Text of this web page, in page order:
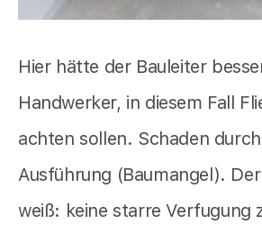
Hier hätte der Bauleiter
Handwerker, in diesem Fall
achten sollen. Schaden
Ausführung (Baumangel).
weiß: keine starre Verfugung